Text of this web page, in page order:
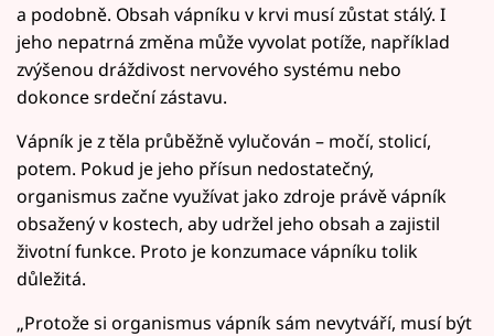
a podobně. Obsah vápníku v krvi musí zůstat stálý. I
jeho nepatrná změna může vyvolat potíže, například
zvýšenou dráždivost nervového systému nebo
dokonce srdeční zástavu.
Vápník je z těla průběžně vylučován – močí, stolicí,
potem. Pokud je jeho přísun nedostatečný,
organismus začne využívat jako zdroje právě vápník
obsažený v kostech, aby udržel jeho obsah a zajistil
životní funkce. Proto je konzumace vápníku tolik
důležitá.
„Protože si organismus vápník sám nevytváří, musí být